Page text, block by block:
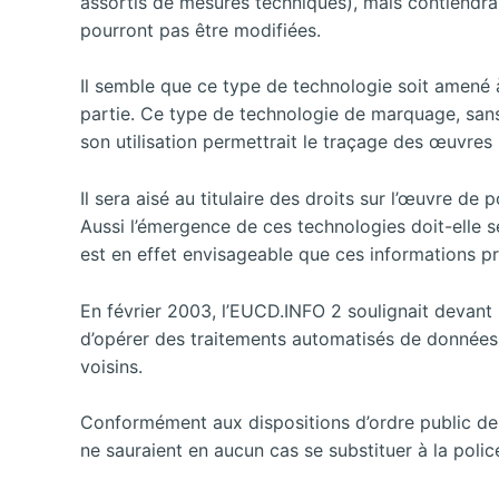
pourront pas être modifiées.
Il semble que ce type de technologie soit amené
partie. Ce type de technologie de marquage,
son utilisation permettrait le traçage des œuvres
Il sera aisé au titulaire des droits sur l’œuvre de
Aussi l’émergence de ces technologies doit-elle
est en effet envisageable que ces informations
En février 2003, l’EUCD.INFO 2 soulignait
d’opérer des traitements automatisés de
voisins.
Conformément aux dispositions d’ordre public
ne sauraient en aucun cas se substituer à la